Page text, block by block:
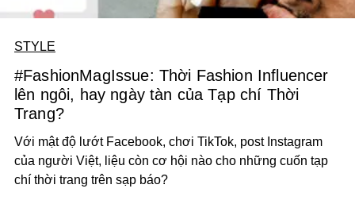
STYLE
#FashionMagIssue: Thời Fashion Influencer
lên ngôi, hay ngày tàn của Tạp chí Thời
Trang?
Với mật độ lướt Facebook, chơi TikTok, post Instagram
của người Việt, liệu còn cơ hội nào cho những cuốn tạp
chí thời trang trên sạp báo?